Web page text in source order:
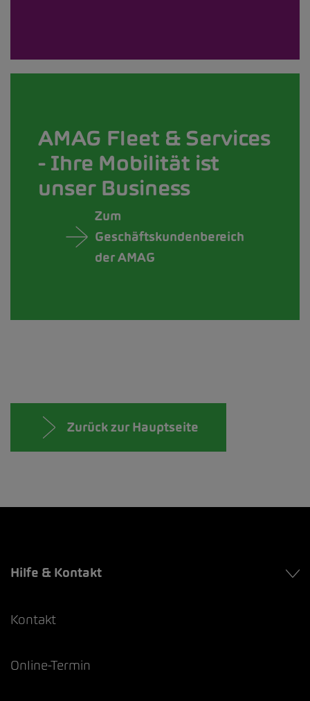
AMAG Fleet & Services
- Ihre Mobilität ist
unser Business
Zum
Geschäftskundenbereich
der AMAG
Zurück zur Hauptseite
Hilfe & Kontakt
Kontakt
Online-Termin